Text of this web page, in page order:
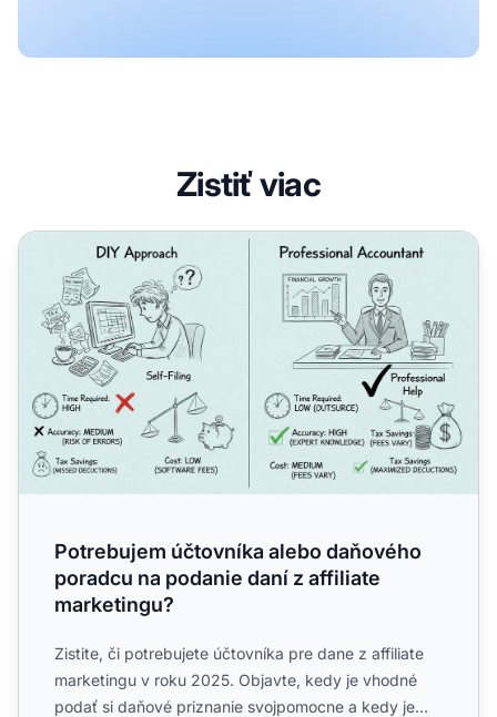
Zistiť viac
Potrebujem účtovníka alebo daňového poradcu na
Potrebujem účtovníka alebo daňového
poradcu na podanie daní z affiliate
marketingu?
Zistite, či potrebujete účtovníka pre dane z affiliate
marketingu v roku 2025. Objavte, kedy je vhodné
podať si daňové priznanie svojpomocne a kedy je